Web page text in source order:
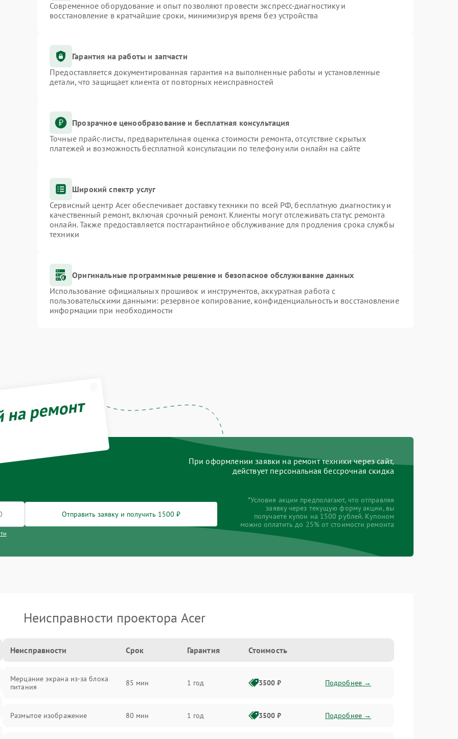
Современное оборудование и опыт позволяют провести экспресс-диагностику и
восстановление в кратчайшие сроки, минимизируя время без устройства
Гарантия на работы и запчасти
Предоставляется документированная гарантия на выполненные работы и установленные
детали, что защищает клиента от повторных неисправностей
Прозрачное ценообразование и бесплатная консультация
Точные прайс-листы, предварительная оценка стоимости ремонта, отсутствие скрытых
платежей и возможность бесплатной консультации по телефону или онлайн на сайте
Широкий спектр услуг
Сервисный центр Acer обеспечивает доставку техники по всей РФ, бесплатную диагностику и
качественный ремонт, включая срочный ремонт. Клиенты могут отслеживать статус ремонта
онлайн. Также предоставляется постгарантийное обслуживание для продления срока службы
техники
Оригинальные программные решение и безопасное обслуживание данных
Использование официальных прошивок и инструментов, аккуратная работа с
пользовательскими данными: резервное копирование, конфиденциальность и восстановление
информации при необходимости
ремонт
При оформлении заявки на ремонт техники через сайт,
действует персональная бессрочная скидка
Отправить заявку и получить 1500 ₽
*Условия акции предполагают, что отправляя
заявку через текущую форму акции, вы
получаете купон на 1500 рублей. Купоном
можно оплатить до 25% от стоимости ремонта
Неисправности проектора Acer
Неисправности Срок Гарантия Стоимость
Мерцание экрана из-за блока
питания
85 мин 1 год 3500 ₽ Подробнее →
Размытое изображение 80 мин 1 год 3500 ₽ Подробнее →